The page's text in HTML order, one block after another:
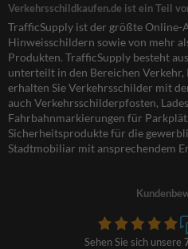
Verkehrsschildkaufen.de ist ein Teil
TrafficSupply ist der größte Online-
Hinweisschildern sowie von mehr
Produkten. TrafficSupply besteht
unterteilt in den Bereichen Verkehr,
erhalten Sie Verkehrsschilder mit
auch Verkehrsschilderpfosten,
Fahrbahnmarkierungen für
Sicherheitsprodukte für die
Stadtmobiliar mit ansprechendem
Sehen Sie sich unsere